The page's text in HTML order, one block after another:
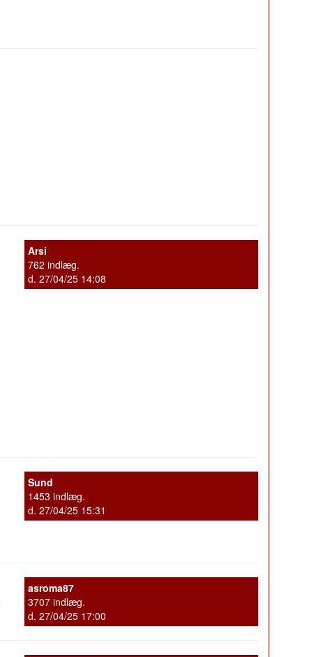
Arsi
762 indlæg.
d. 27/04/25 14:08
Sund
1453 indlæg.
d. 27/04/25 15:31
asroma87
3707 indlæg.
d. 27/04/25 17:00